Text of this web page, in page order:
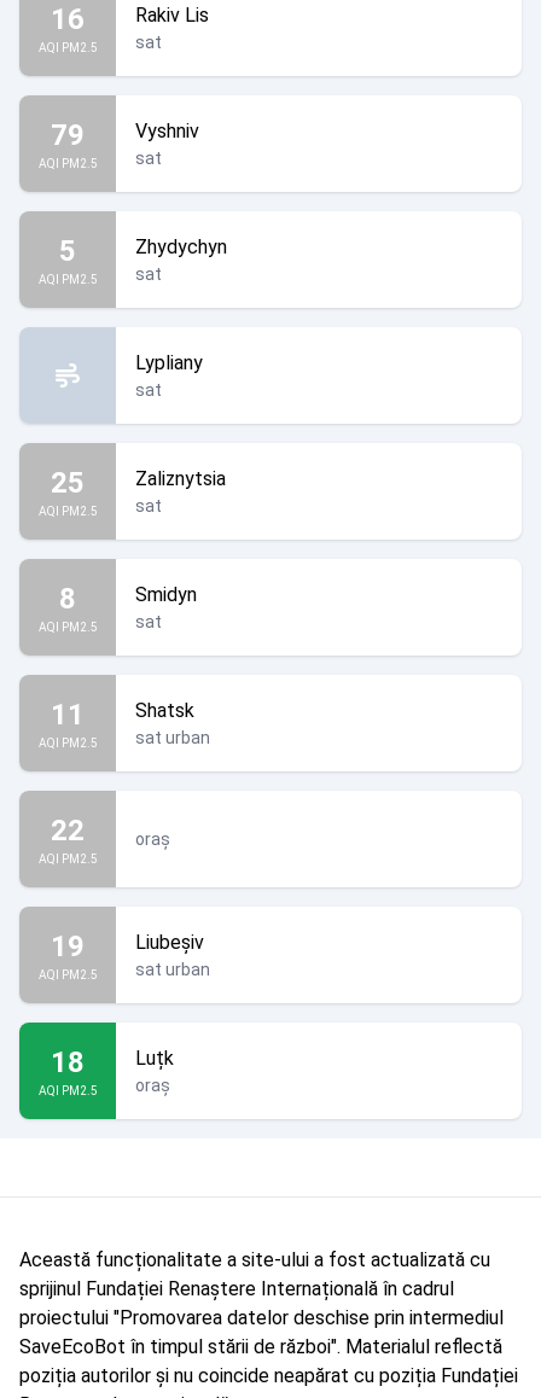
16
AQI PM2.5
Rakiv Lis
sat
79
AQI PM2.5
Vyshniv
sat
5
AQI PM2.5
Zhydychyn
sat
Lypliany
sat
25
AQI PM2.5
Zaliznytsia
sat
8
AQI PM2.5
Smidyn
sat
11
AQI PM2.5
Shatsk
sat urban
22
AQI PM2.5
oraș
19
AQI PM2.5
Liubeșiv
sat urban
18
AQI PM2.5
Luțk
oraș
Această funcționalitate a site-ului a fost actualizată cu
sprijinul Fundației Renaștere Internațională în cadrul
proiectului "Promovarea datelor deschise prin intermediul
SaveEcoBot în timpul stării de război". Materialul reflectă
poziția autorilor și nu coincide neapărat cu poziția Fundației